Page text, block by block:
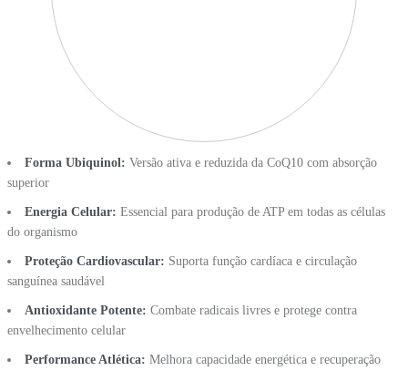
Forma Ubiquinol: Versão ativa e reduzida da CoQ10 com absorção
superior
Energia Celular: Essencial para produção de ATP em todas as células
do organismo
Proteção Cardiovascular: Suporta função cardíaca e circulação
sanguínea saudável
Antioxidante Potente: Combate radicais livres e protege contra
envelhecimento celular
Performance Atlética: Melhora capacidade energética e recuperação